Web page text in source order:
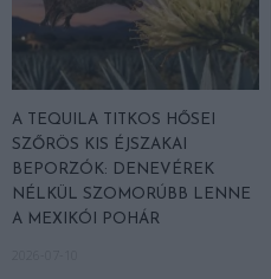
A TEQUILA TITKOS HŐSEI
SZŐRÖS KIS ÉJSZAKAI
BEPORZÓK: DENEVÉREK
NÉLKÜL SZOMORÚBB LENNE
A MEXIKÓI POHÁR